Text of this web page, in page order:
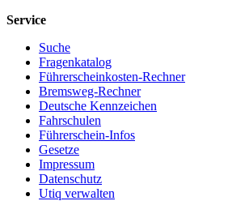
Service
Suche
Fragenkatalog
Führerscheinkosten-Rechner
Bremsweg-Rechner
Deutsche Kennzeichen
Fahrschulen
Führerschein-Infos
Gesetze
Impressum
Datenschutz
Utiq verwalten